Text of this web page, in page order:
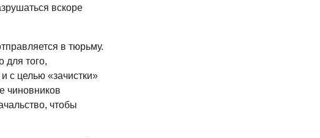
вскоре
в тюрьму.
для того,
с целью «зачистки»
чиновников
чтобы